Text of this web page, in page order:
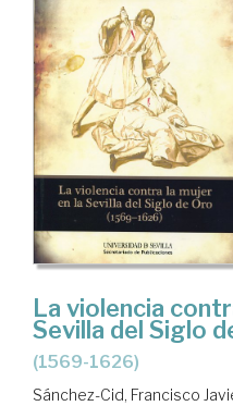
La violencia
Sevilla del Siglo
(1569-1626)
Sánchez-Cid, Francisco